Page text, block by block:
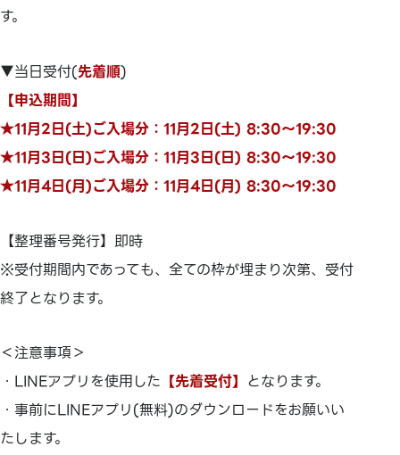
す。
▼当日受付(先着順)
【申込期間】
★11月2日(土)ご入場分：11月2日(土) 8:30～19:30
★11月3日(日)ご入場分：11月3日(日) 8:30～19:30
★11月4日(月)ご入場分：11月4日(月) 8:30～19:30
【整理番号発行】即時
※受付期間内であっても、全ての枠が埋まり次第、受付
終了となります。
＜注意事項＞
・LINEアプリを使用した 【先着受付】 となります。
・事前にLINEアプリ(無料)のダウンロードをお願いい
たします。